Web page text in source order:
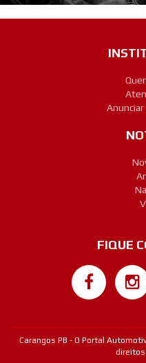
FIQUE
Carangos PB - O Portal
direitos